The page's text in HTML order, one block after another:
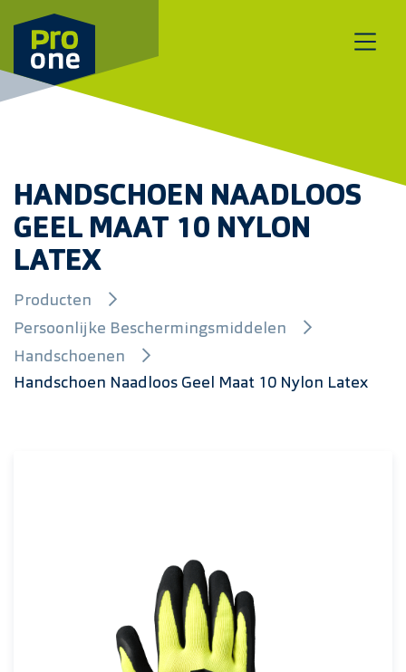
Meteen naar de content
HANDSCHOEN NAADLOOS
GEEL MAAT 10 NYLON
LATEX
Producten
Persoonlijke Beschermingsmiddelen
Handschoenen
Handschoen Naadloos Geel Maat 10 Nylon Latex